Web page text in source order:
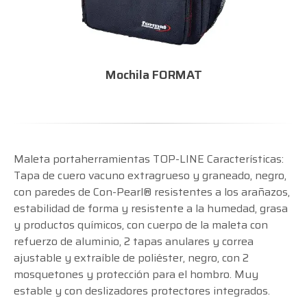
Mochila FORMAT
Maleta portaherramientas TOP-LINE Características:
Tapa de cuero vacuno extragrueso y graneado, negro,
con paredes de Con-Pearl® resistentes a los arañazos,
estabilidad de forma y resistente a la humedad, grasa
y productos químicos, con cuerpo de la maleta con
refuerzo de aluminio, 2 tapas anulares y correa
ajustable y extraíble de poliéster, negro, con 2
mosquetones y protección para el hombro. Muy
estable y con deslizadores protectores integrados.